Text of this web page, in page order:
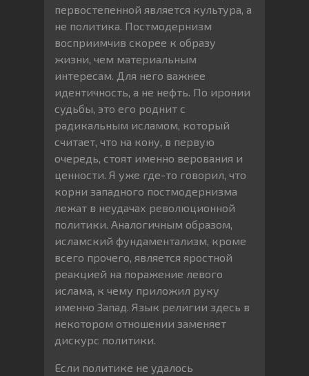
первостепенной является культура, а
не политика. Постмодернизм
восприимчив скорее к образу
жизни, чем материальным
интересам. Для него важнее
идентичность, а не нефть. По иронии
судьбы, это его роднит с
радикальным исламом, который
считает, что на кону, в первую
очередь, стоят именно верования и
ценности. Я уже где-то говорил, что
корни западного постмодернизма
лежат в неудачах революционной
политики. Аналогичным образом,
исламский фундаментализм, кроме
всего прочего, является яростной
реакцией на поражение левого
ислама, к чему приложил руку
именно Запад. Язык религии здесь в
некотором отношении заменяет
дискурс политики.
Если политике не удалось